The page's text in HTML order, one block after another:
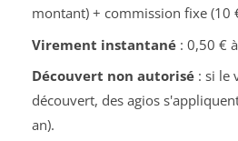
montant) + commission fixe (10
Virement instantané: 0,50 €
Découvert non autorisé: si le
découvert, des agios
an).